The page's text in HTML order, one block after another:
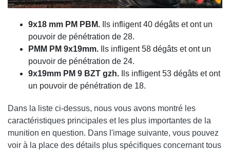
9x18 mm PM PBM. Ils infligent 40 dégâts et ont un
pouvoir de pénétration de 28.
PMM PM 9x19mm. Ils infligent 58 dégâts et ont un
pouvoir de pénétration de 24.
9x19mm PM 9 BZT gzh. Ils infligent 53 dégâts et ont
un pouvoir de pénétration de 18.
Dans la liste ci-dessus, nous vous avons montré les
caractéristiques principales et les plus importantes de la
munition en question. Dans l'image suivante, vous pouvez
voir à la place des détails plus spécifiques concernant tous